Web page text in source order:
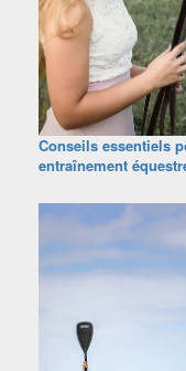
Conseils essentiels
entraînement